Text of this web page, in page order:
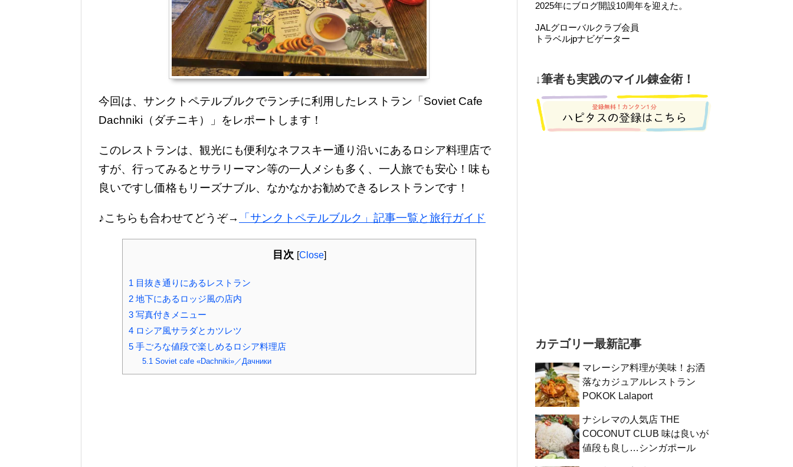
今回は、サンクトペテルブルクでランチに利用したレストラン「Soviet Cafe
Dachniki（ダチニキ）」をレポートします！
このレストランは、観光にも便利なネフスキー通り沿いにあるロシア料理店で
すが、行ってみるとサラリーマン等の一人メシも多く、一人旅でも安心！味も
良いですし価格もリーズナブル、なかなかお勧めできるレストランです！
♪こちらも合わせてどうぞ→ 「サンクトペテルブルク」記事一覧と旅行ガイド
目次 [Close]
1 目抜き通りにあるレストラン
2 地下にあるロッジ風の店内
3 写真付きメニュー
4 ロシア風サラダとカツレツ
5 手ごろな値段で楽しめるロシア料理店
5.1 Soviet cafe «Dachniki»／Дачники
2025年にブログ開設10周年を迎えた。
JALグローバルクラブ会員
トラベルjpナビゲーター
↓筆者も実践のマイル錬金術！
カテゴリー最新記事
マレーシア料理が美味！お洒
落なカジュアルレストラン
POKOK Lalaport
ナシレマの人気店 THE
COCONUT CLUB 味は良いが
値段も良し…シンガポール